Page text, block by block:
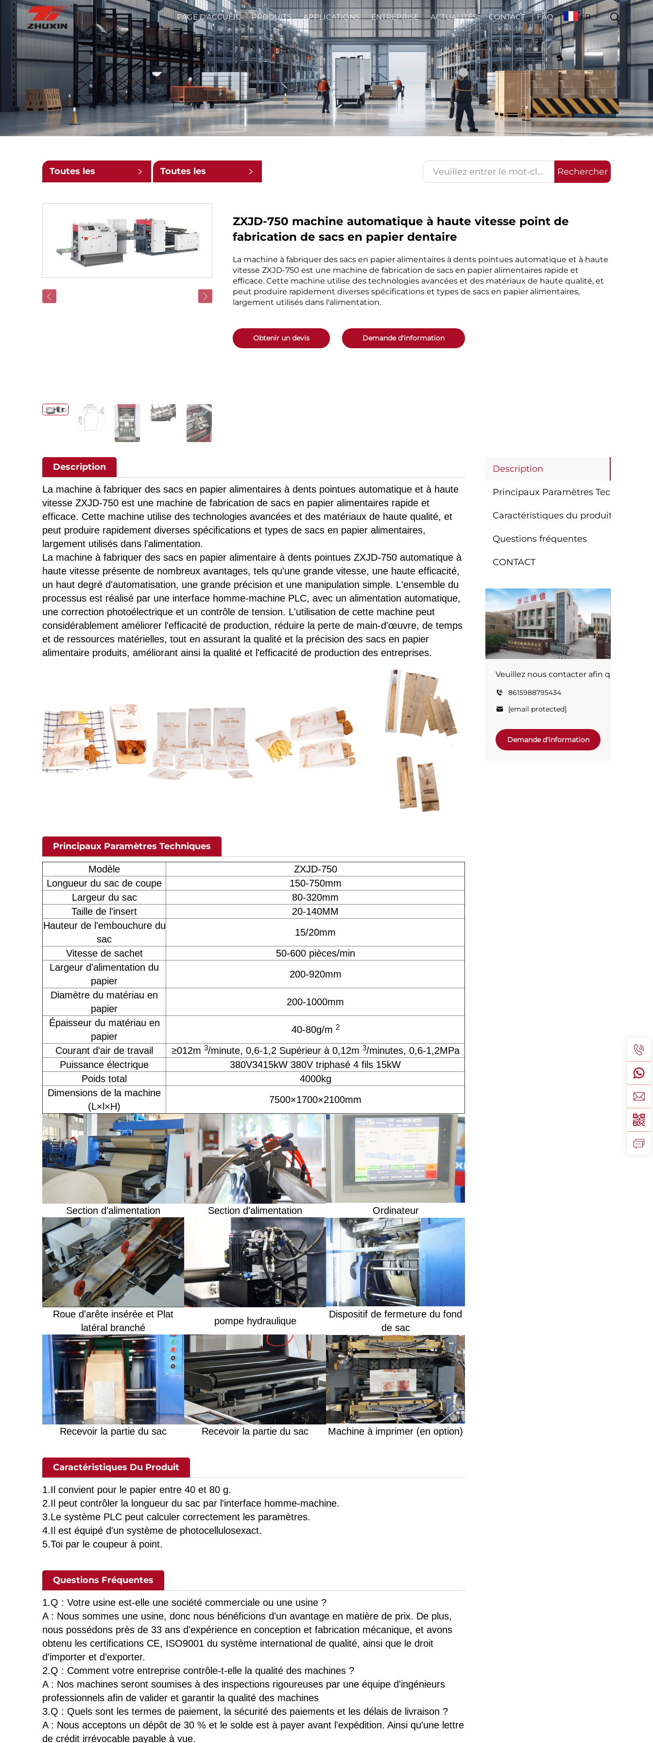
PAGE D'ACCUEIL PRODUITS APPLICATIONS ENTREPRISE ACTUALITÉS CONTACT FAQ FR
Toutes les Toutes les Rechercher
ZXJD-750 machine automatique à haute vitesse point de
fabrication de sacs en papier dentaire
La machine à fabriquer des sacs en papier alimentaires à dents pointues automatique et à haute
vitesse ZXJD-750 est une machine de fabrication de sacs en papier alimentaires rapide et
efficace. Cette machine utilise des technologies avancées et des matériaux de haute qualité, et
peut produire rapidement diverses spécifications et types de sacs en papier alimentaires,
largement utilisés dans l'alimentation.
Obtenir un devis Demande d'information
Description
Principaux Paramètres Techniques
Caractéristiques du produit
Questions fréquentes
CONTACT
Veuillez nous contacter afin que nous
8615988795434
[email protected]
Demande d'information
Description
La machine à fabriquer des sacs en papier alimentaires à dents pointues automatique et à haute
vitesse ZXJD-750 est une machine de fabrication de sacs en papier alimentaires rapide et
efficace. Cette machine utilise des technologies avancées et des matériaux de haute qualité, et
peut produire rapidement diverses spécifications et types de sacs en papier alimentaires,
largement utilisés dans l'alimentation.
La machine à fabriquer des sacs en papier alimentaire à dents pointues ZXJD-750 automatique à
haute vitesse présente de nombreux avantages, tels qu'une grande vitesse, une haute efficacité,
un haut degré d'automatisation, une grande précision et une manipulation simple. L'ensemble du
processus est réalisé par une interface homme-machine PLC, avec un alimentation automatique,
une correction photoélectrique et un contrôle de tension. L'utilisation de cette machine peut
considérablement améliorer l'efficacité de production, réduire la perte de main-d'œuvre, de temps
et de ressources matérielles, tout en assurant la qualité et la précision des sacs en papier
alimentaire produits, améliorant ainsi la qualité et l'efficacité de production des entreprises.
Principaux Paramètres Techniques
Modèle
ZXJD-750
Longueur du sac de coupe
150-750mm
Largeur du sac
80-320mm
Taille de l'insert
20-140MM
Hauteur de l'embouchure du
sac
15/20mm
Vitesse de sachet
50-600 pièces/min
Largeur d'alimentation du
papier
200-920mm
Diamètre du matériau en
papier
200-1000mm
Épaisseur du matériau en
papier
40-80g/m 2
Courant d'air de travail ≥012m 3/minute, 0,6-1,2 Supérieur à 0,12m 3/minutes, 0,6-1,2MPa
Puissance électrique
380V3415kW 380V triphasé 4 fils 15kW
Poids total
4000kg
Dimensions de la machine
(L×l×H)
7500×1700×2100mm
Section d'alimentation Section d'alimentation Ordinateur
Roue d'arête insérée et Plat
latéral branché
pompe hydraulique
Dispositif de fermeture du fond
de sac
Recevoir la partie du sac Recevoir la partie du sac Machine à imprimer (en option)
Caractéristiques Du Produit
1.Il convient pour le papier entre 40 et 80 g.
2.Il peut contrôler la longueur du sac par l'interface homme-machine.
3.Le système PLC peut calculer correctement les paramètres.
4.Il est équipé d'un système de photocellulosexact.
5.Toi par le coupeur à point.
Questions Fréquentes
1.Q : Votre usine est-elle une société commerciale ou une usine ?
A : Nous sommes une usine, donc nous bénéficions d'un avantage en matière de prix. De plus,
nous possédons près de 33 ans d'expérience en conception et fabrication mécanique, et avons
obtenu les certifications CE, ISO9001 du système international de qualité, ainsi que le droit
d'importer et d'exporter.
2.Q : Comment votre entreprise contrôle-t-elle la qualité des machines ?
A : Nos machines seront soumises à des inspections rigoureuses par une équipe d'ingénieurs
professionnels afin de valider et garantir la qualité des machines
3.Q : Quels sont les termes de paiement, la sécurité des paiements et les délais de livraison ?
A : Nous acceptons un dépôt de 30 % et le solde est à payer avant l'expédition. Ainsi qu'une lettre
de crédit irrévocable payable à vue.